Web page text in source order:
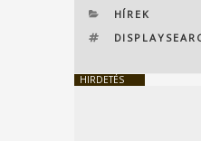
KATEGÓRIÁK
HÍREK
CÍMKÉK
HIRDETÉS